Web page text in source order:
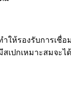
ำให้รองรับการ
เปกเหมาะสมจะไ